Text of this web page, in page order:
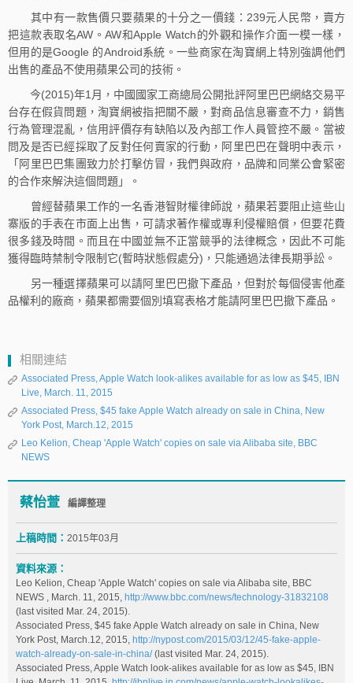
其中有一款售價只要蘋果的十分之一價錢：239元人民幣，賣方
把這款表取名AW。AW和Apple Watch的外觀和操作介面一模一樣，
但用的是Google 的Android系統。一些商家在淘寶網上特別強調他們
出售的產品不使用蘋果公司的技術。
今(2015)年1月，中國國家工商總局公開批評阿里巴巴網絡交易平
台存在假貨問題，淘寶網被指把關不嚴，對商品信息審查不力，銷售
行為管理混亂，信用評價存有缺陷以及內部工作人員管控不嚴。當被
問及是否已經採取了反對任何賣家的行動，阿里巴巴在聲明中表示，
「阿里巴巴集團致力於打擊仿冒，我們與政府，品牌和同業公會緊密
的合作來解決這個問題」。
曾經替蘋果工作的一名香港智財權律師說，蘋果若要阻止這些山
寨版的手表在市面上出售，可請求著作權或專利侵權賠償，但要花費
很多錢及時間。而且在中國並無不正當競爭的法律概念，因此不可能
獲得臨時禁制令限制它(暫時狀態假處分)，只能通過法律長期爭訟。
另一種選擇蘋果可以請阿里巴巴撤下產品，但對於每個侵害他產
品權利的廠商，蘋果都需要個別填寫表格才能請阿里巴巴撤下產品。
相關連結
Associated Press, Apple Watch look-alikes available for as low as $45, IBN
Live, March. 11, 2015
Associated Press, $45 fake Apple Watch already on sale in China, New
York Post, March.12, 2015
Leo Kelion, Cheap 'Apple Watch' copies on sale via Alibaba site, BBC
NEWS
蔡怡萱 編譯整理
上稿時間： 2015年03月
資料來源：
Leo Kelion, Cheap 'Apple Watch' copies on sale via Alibaba site, BBC
NEWS , March. 11, 2015, http://www.bbc.com/news/technology-31832108
(last visited Mar. 24, 2015).
Associated Press, $45 fake Apple Watch already on sale in China, New
York Post, March.12, 2015, http://nypost.com/2015/03/12/45-fake-apple-
watch-already-on-sale-in-china/(last visited Mar. 24, 2015).
Associated Press, Apple Watch look-alikes available for as low as $45, IBN